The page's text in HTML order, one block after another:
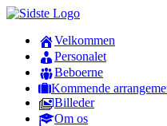
Velkommen
Personalet
Beboerne
Kommende
Billeder
Om os